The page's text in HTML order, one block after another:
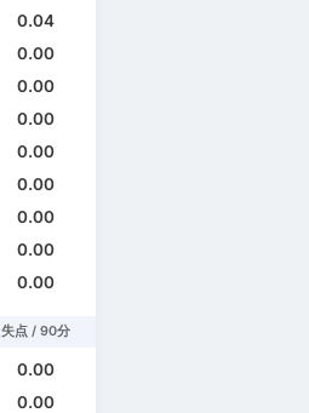
0.04
0.00
0.00
0.00
0.00
0.00
0.00
0.00
0.00
失点 / 90分
0.00
0.00